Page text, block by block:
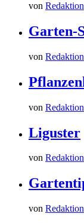
von Redaktion
Garten-
von Redaktion
von Redaktion
Liguster
von Redaktion
von Redaktion